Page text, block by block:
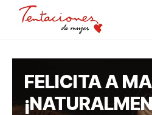
FELICITA A